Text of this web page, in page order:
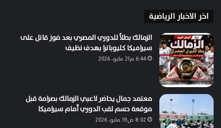
اخر الاخبار الرياضية
الزمالك بطلاً للدوري المصري بعد فوز قاتل على
سيراميكا كليوباترا بهدف نظيف
6:44 م21 مايو، 2026
معتمد جمال يحاضر لاعبي الزمالك بصرامة قبل
موقعة حسم لقب الدوري أمام سيراميكا
8:02 ص19 مايو، 2026